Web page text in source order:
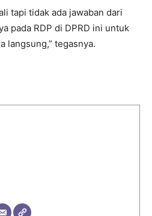
tapi tidak ada jawaban dari
pada RDP di DPRD ini untuk
langsung,” tegasnya.